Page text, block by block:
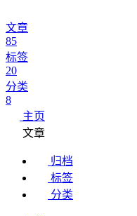
文章
85
标签
20
分类
8
主页
文章
归档
标签
分类